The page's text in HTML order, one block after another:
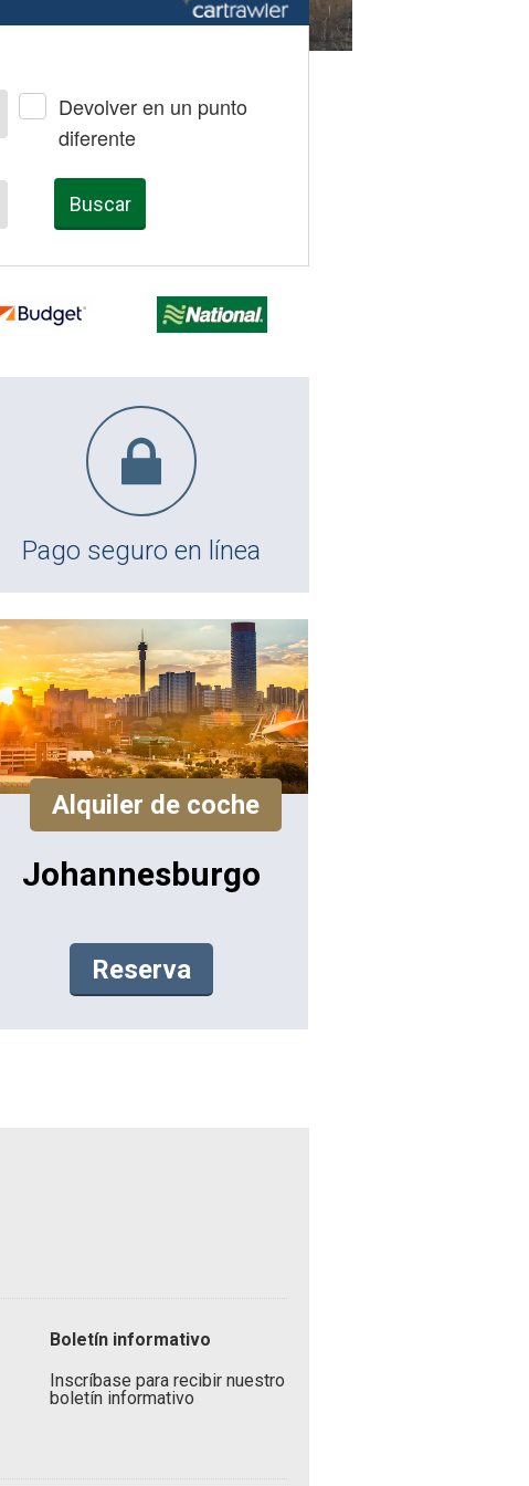
Devolver en un punto
diferente
Buscar
Pago seguro en línea
Johannesburgo
Alquiler de coche
Reserva
Boletín informativo
Inscríbase para recibir nuestro
boletín informativo